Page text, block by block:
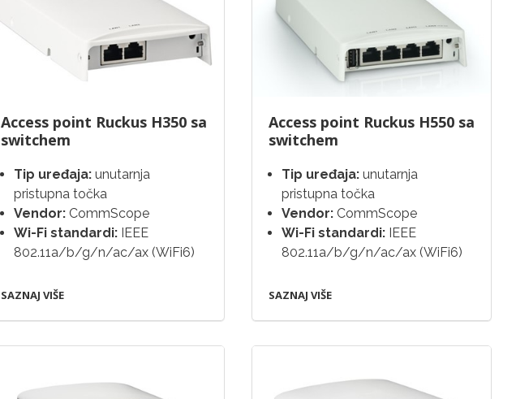
Access point Ruckus H350 sa
switchem
Tip uređaja: unutarnja
pristupna točka
Vendor: CommScope
Wi-Fi standardi: IEEE
802.11a/b/g/n/ac/ax (WiFi6)
SAZNAJ VIŠE
Access point Ruckus H550 sa
switchem
Tip uređaja:unutarnja
pristupna točka
Vendor:CommScope
Wi-Fi standardi:IEEE
802.11a/b/g/n/ac/ax (WiFi6)
SAZNAJ VIŠE